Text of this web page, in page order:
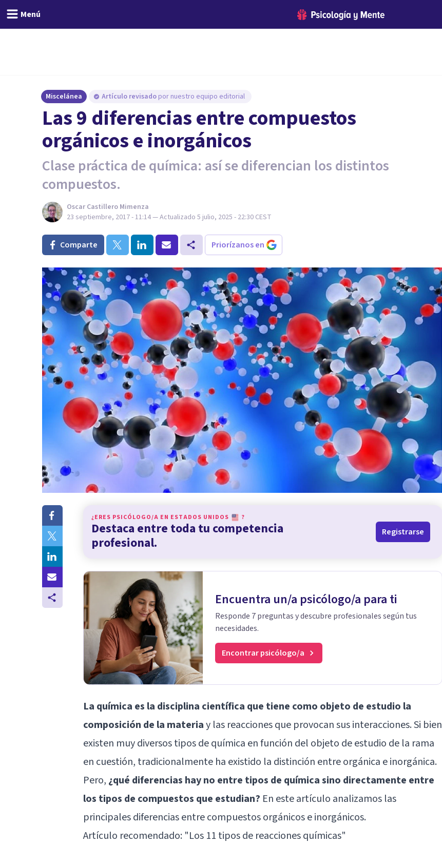
Menú
Miscelánea Artículo revisado por nuestro equipo editorial
Las 9 diferencias entre compuestos
orgánicos e inorgánicos
Clase práctica de química: así se diferencian los distintos
compuestos.
Oscar Castillero Mimenza
23 septiembre, 2017 - 11:14— Actualizado 5 julio, 2025 - 22:30 CEST
Comparte Priorízanos en
¿ERES PSICÓLOGO/A EN ESTADOS UNIDOS ?
Destaca entre toda tu competencia
profesional.
Registrarse
Encuentra un/a psicólogo/a para ti
Responde 7 preguntas y descubre profesionales según tus
necesidades.
Encontrar psicólogo/a
La química es la disciplina científica que tiene como objeto de estudio la
composición de la materiay las reacciones que provocan sus interacciones. Si bien
existen muy diversos tipos de química en función del objeto de estudio de la rama
en cuestión, tradicionalmente ha existido la distinción entre orgánica e inorgánica.
Pero, ¿qué diferencias hay no entre tipos de química sino directamente entre
los tipos de compuestos que estudian? En este artículo analizamos las
principales diferencias entre compuestos orgánicos e inorgánicos.
Artículo recomendado: "Los 11 tipos de reacciones químicas"